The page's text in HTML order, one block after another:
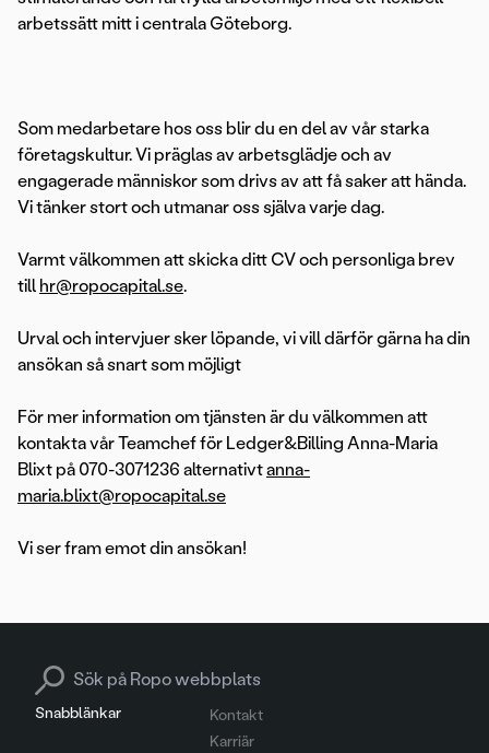
arbetssätt mitt i centrala Göteborg.
Som medarbetare hos oss blir du en del av vår starka
företagskultur. Vi präglas av arbetsglädje och av
engagerade människor som drivs av att få saker att hända.
Vi tänker stort och utmanar oss själva varje dag.
Varmt välkommen att skicka ditt CV och personliga brev
till hr@ropocapital.se.
Urval och intervjuer sker löpande, vi vill därför gärna ha din
ansökan så snart som möjligt
För mer information om tjänsten är du välkommen att
kontakta vår Teamchef för Ledger&Billing Anna-Maria
Blixt på 070-3071236 alternativtanna-
maria.blixt@ropocapital.se
Vi ser fram emot din ansökan!
Snabblänkar
Kontakt
Karriär
Search for: